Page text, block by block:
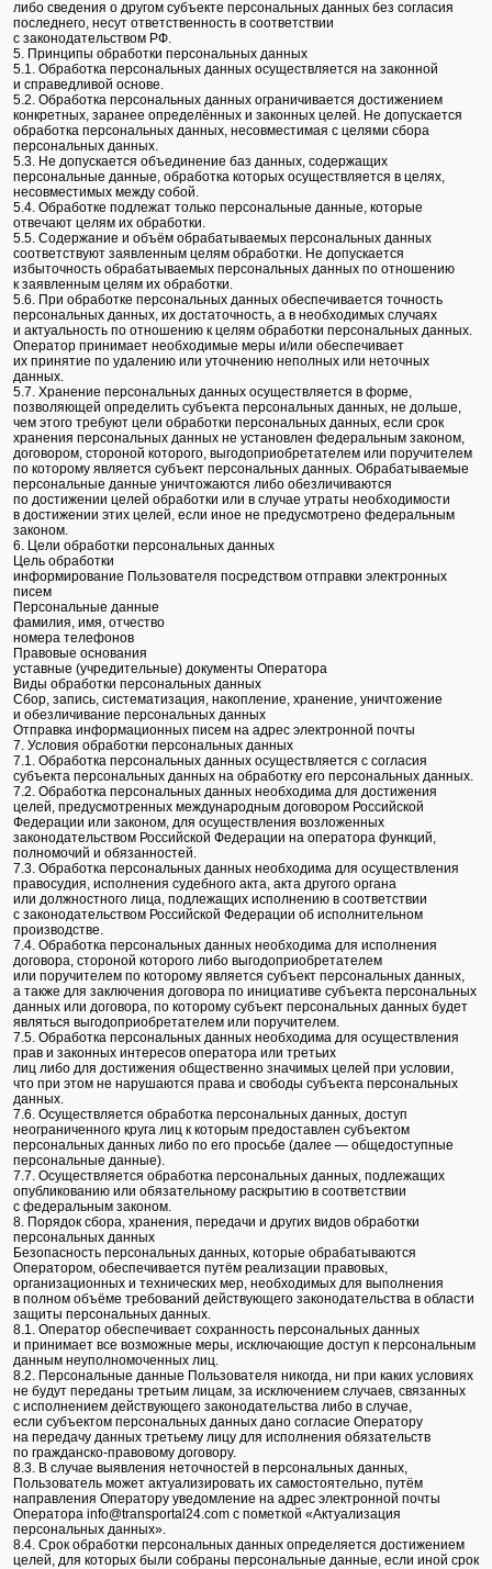
либо сведения о другом субъекте персональных данных без согласия
последнего, несут ответственность в соответствии
с законодательством РФ.
5. Принципы обработки персональных данных
5.1. Обработка персональных данных осуществляется на законной
и справедливой основе.
5.2. Обработка персональных данных ограничивается достижением
конкретных, заранее определённых и законных целей. Не допускается
обработка персональных данных, несовместимая с целями сбора
персональных данных.
5.3. Не допускается объединение баз данных, содержащих
персональные данные, обработка которых осуществляется в целях,
несовместимых между собой.
5.4. Обработке подлежат только персональные данные, которые
отвечают целям их обработки.
5.5. Содержание и объём обрабатываемых персональных данных
соответствуют заявленным целям обработки. Не допускается
избыточность обрабатываемых персональных данных по отношению
к заявленным целям их обработки.
5.6. При обработке персональных данных обеспечивается точность
персональных данных, их достаточность, а в необходимых случаях
и актуальность по отношению к целям обработки персональных данных.
Оператор принимает необходимые меры и/или обеспечивает
их принятие по удалению или уточнению неполных или неточных
данных.
5.7. Хранение персональных данных осуществляется в форме,
позволяющей определить субъекта персональных данных, не дольше,
чем этого требуют цели обработки персональных данных, если срок
хранения персональных данных не установлен федеральным законом,
договором, стороной которого, выгодоприобретателем или поручителем
по которому является субъект персональных данных. Обрабатываемые
персональные данные уничтожаются либо обезличиваются
по достижении целей обработки или в случае утраты необходимости
в достижении этих целей, если иное не предусмотрено федеральным
законом.
6. Цели обработки персональных данных
Цель обработки
информирование Пользователя посредством отправки электронных
писем
Персональные данные
фамилия, имя, отчество
номера телефонов
Правовые основания
уставные (учредительные) документы Оператора
Виды обработки персональных данных
Сбор, запись, систематизация, накопление, хранение, уничтожение
и обезличивание персональных данных
Отправка информационных писем на адрес электронной почты
7. Условия обработки персональных данных
7.1. Обработка персональных данных осуществляется с согласия
субъекта персональных данных на обработку его персональных данных.
7.2. Обработка персональных данных необходима для достижения
целей, предусмотренных международным договором Российской
Федерации или законом, для осуществления возложенных
законодательством Российской Федерации на оператора функций,
полномочий и обязанностей.
7.3. Обработка персональных данных необходима для осуществления
правосудия, исполнения судебного акта, акта другого органа
или должностного лица, подлежащих исполнению в соответствии
с законодательством Российской Федерации об исполнительном
производстве.
7.4. Обработка персональных данных необходима для исполнения
договора, стороной которого либо выгодоприобретателем
или поручителем по которому является субъект персональных данных,
а также для заключения договора по инициативе субъекта персональных
данных или договора, по которому субъект персональных данных будет
являться выгодоприобретателем или поручителем.
7.5. Обработка персональных данных необходима для осуществления
прав и законных интересов оператора или третьих
лиц либо для достижения общественно значимых целей при условии,
что при этом не нарушаются права и свободы субъекта персональных
данных.
7.6. Осуществляется обработка персональных данных, доступ
неограниченного круга лиц к которым предоставлен субъектом
персональных данных либо по его просьбе (далее — общедоступные
персональные данные).
7.7. Осуществляется обработка персональных данных, подлежащих
опубликованию или обязательному раскрытию в соответствии
с федеральным законом.
8. Порядок сбора, хранения, передачи и других видов обработки
персональных данных
Безопасность персональных данных, которые обрабатываются
Оператором, обеспечивается путём реализации правовых,
организационных и технических мер, необходимых для выполнения
в полном объёме требований действующего законодательства в области
защиты персональных данных.
8.1. Оператор обеспечивает сохранность персональных данных
и принимает все возможные меры, исключающие доступ к персональным
данным неуполномоченных лиц.
8.2. Персональные данные Пользователя никогда, ни при каких условиях
не будут переданы третьим лицам, за исключением случаев, связанных
с исполнением действующего законодательства либо в случае,
если субъектом персональных данных дано согласие Оператору
на передачу данных третьему лицу для исполнения обязательств
по гражданско-правовому договору.
8.3. В случае выявления неточностей в персональных данных,
Пользователь может актуализировать их самостоятельно, путём
направления Оператору уведомление на адрес электронной почты
Оператора info@transportal24.com с пометкой «Актуализация
персональных данных».
8.4. Срок обработки персональных данных определяется достижением
целей, для которых были собраны персональные данные, если иной срок